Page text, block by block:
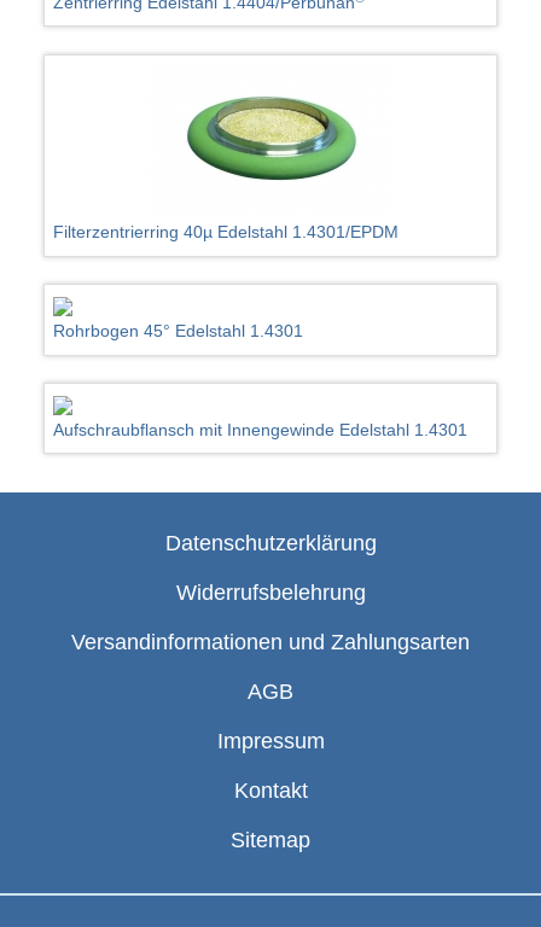
Filterzentrierring 40µ Edelstahl 1.4301/EPDM
Rohrbogen 45° Edelstahl 1.4301
Aufschraubflansch mit Innengewinde Edelstahl 1.4301
Datenschutzerklärung
Widerrufsbelehrung
Versandinformationen und Zahlungsarten
AGB
Impressum
Kontakt
Sitemap